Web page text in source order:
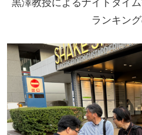
黒澤教授によるナイトタイ
ランキン